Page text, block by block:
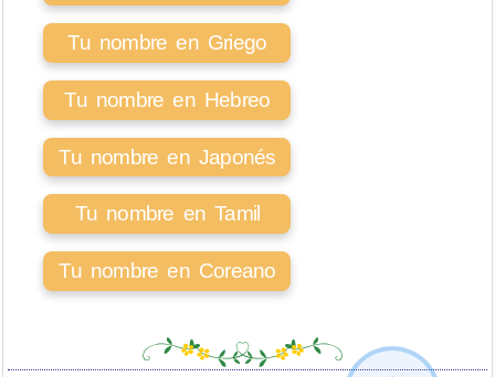
Tu nombre en Griego
Tu nombre en Hebreo
Tu nombre en Japonés
Tu nombre en Tamil
Tu nombre en Coreano